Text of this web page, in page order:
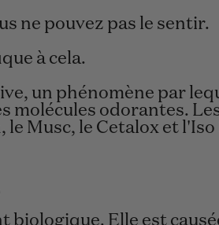
ne pouvez pas le sentir.
à cela.
un phénomène par
molécules odorantes.
Musc, le Cetalox et l'Iso
biologique. Elle est